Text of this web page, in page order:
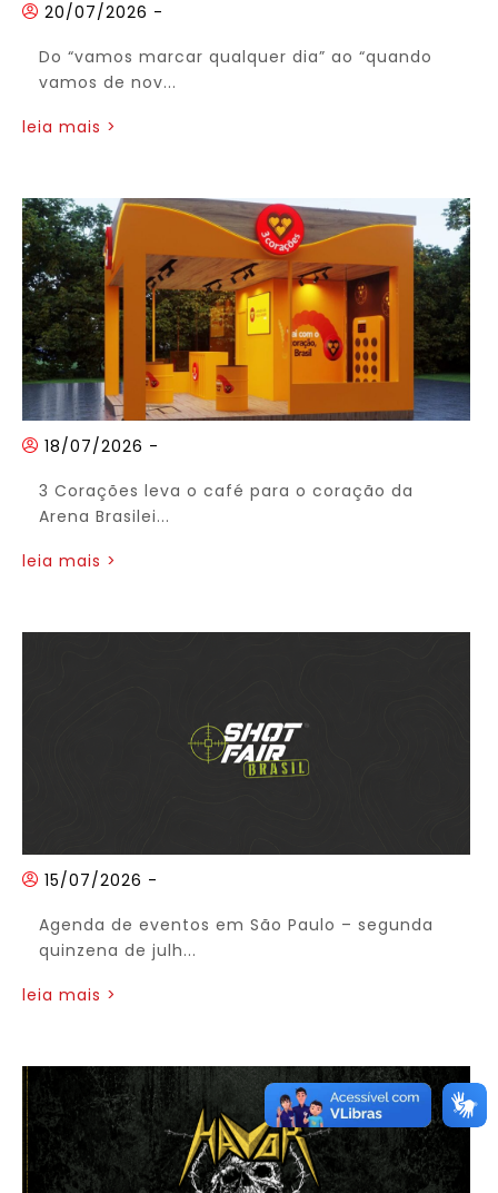
20/07/2026 -
Do “vamos marcar qualquer dia” ao “quando
vamos de nov...
leia mais >
18/07/2026 -
3 Corações leva o café para o coração da
Arena Brasilei...
leia mais >
15/07/2026 -
Agenda de eventos em São Paulo – segunda
quinzena de julh...
leia mais >